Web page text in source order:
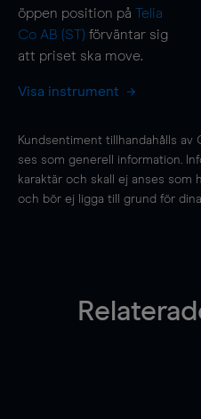
öppen position på Telia
Co AB (ST) förväntar sig
att priset ska move.
Visa instrument
Kundsentiment tillhandahålls
ses som generell information.
karaktär och skall ej anses som
och bör ej ligga till grund för